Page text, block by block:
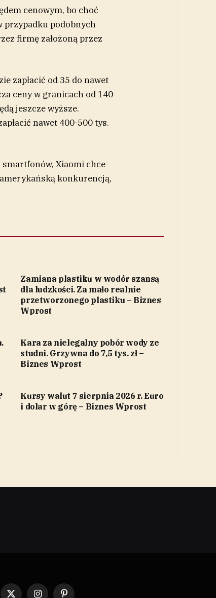
cenowym, bo choć
przypadku podobnych
firmę założoną przez
zapłacić od 35 do nawet
ceny w granicach od 140
jeszcze wyższe.
nawet 400-500 tys.
smartfonów, Xiaomi chce
konkurencją,
Zamiana plastiku w wodór szansą
dla ludzkości. Za mało realnie
przetworzonego plastiku – Biznes
Wprost
Kara za nielegalny pobór wody ze
studni. Grzywna do 7,5 tys. zł –
Biznes Wprost
Kursy walut 7 sierpnia 2026 r. Euro
i dolar w górę – Biznes Wprost